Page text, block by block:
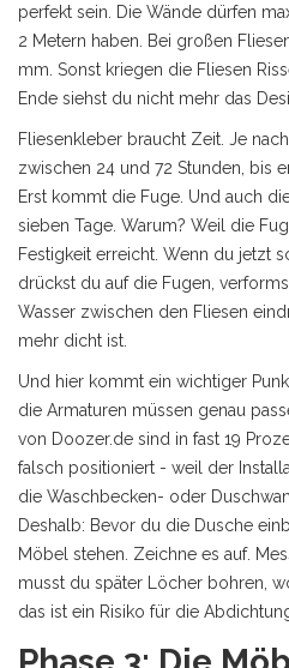
perfekt sein. Die Wände dürfen
2 Metern haben. Bei großen
mm. Sonst kriegen die Fliesen
Ende siehst du nicht mehr das
Fliesenkleber braucht Zeit. Je
zwischen 24 und 72 Stunden, bis
Erst kommt die Fuge. Und auch
sieben Tage. Warum? Weil die
Festigkeit erreicht. Wenn du jetzt
drückst du auf die Fugen,
Wasser zwischen den Fliesen
mehr dicht ist.
Und hier kommt ein wichtiger
die Armaturen müssen genau
von Doozer.de sind in fast 19
falsch positioniert - weil der
die Waschbecken- oder
Deshalb: Bevor du die Dusche
Möbel stehen. Zeichne es auf.
musst du später Löcher bohren,
das ist ein Risiko für die